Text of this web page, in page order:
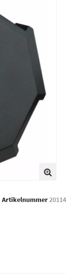
Artikelnummer20114